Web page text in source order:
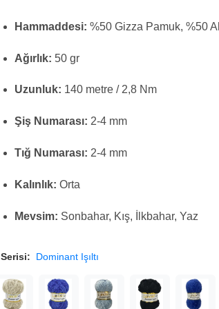
Hammaddesi: %50 Gizza Pamuk, %50
Ağırlık: 50 gr
Uzunluk: 140 metre / 2,8 Nm
Şiş Numarası: 2-4 mm
Tığ Numarası: 2-4 mm
Kalınlık: Orta
Mevsim: Sonbahar, Kış, İlkbahar, Yaz
Serisi: Dominant Işıltı